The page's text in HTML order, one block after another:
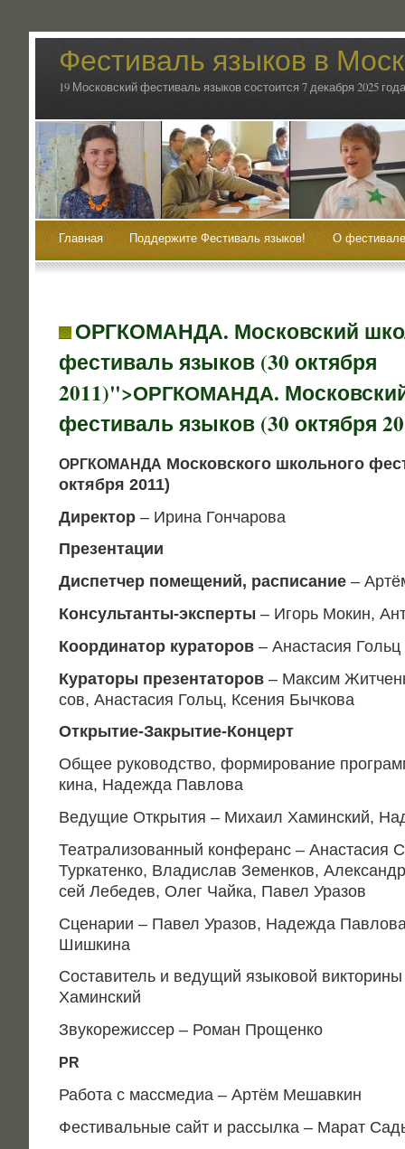
Фестиваль языков в
19 Московский фестиваль языков состоится 7 декабря 2025
Главная Поддержите Фестиваль языков! О
ОРГКОМАНДА. Московский
фестиваль языков (30 октября
2011)">ОРГКОМАНДА.
фестиваль языков (30 октября
ОРГКОМАНДА Мос­ков­ско­го школь­но­го
октяб­ря 2011)
Дирек­тор– Ири­на Гончарова
Пре­зен­та­ции
Дис­пет­чер поме­ще­ний, рас­пи­са­ние–
Кон­суль­тан­ты-экс­пер­ты – Игорь Мок­ин,
Коор­ди­на­тор кура­то­ров– Ана­ста­сия Гольц
Кура­то­ры пре­зен­та­то­ров– Мак­сим
сов, Ана­ста­сия Гольц, Ксе­ния Бычкова
Откры­тие-Закры­тие-Кон­церт
Общее руко­вод­ство, фор­ми­ро­ва­ние
ки­на, Надеж­да Павлова
Веду­щие Откры­тия – Миха­ил Хамин­ский,
Теат­ра­ли­зо­ван­ный кон­фе­ранс – Ана­ста­сия
Тур­ка­тен­ко, Вла­ди­слав Земен­ков,
сей Лебе­дев, Олег Чай­ка, Павел Уразов
Сце­на­рии – Павел Ура­зов, Надеж­да
Шишкина
Соста­ви­тель и веду­щий язы­ко­вой
Хаминский
Зву­ко­ре­жис­сер – Роман Прощенко
PR
Рабо­та с мас­сме­диа – Артём Мешавкин
Фести­валь­ные сайт и рас­сыл­ка – Марат